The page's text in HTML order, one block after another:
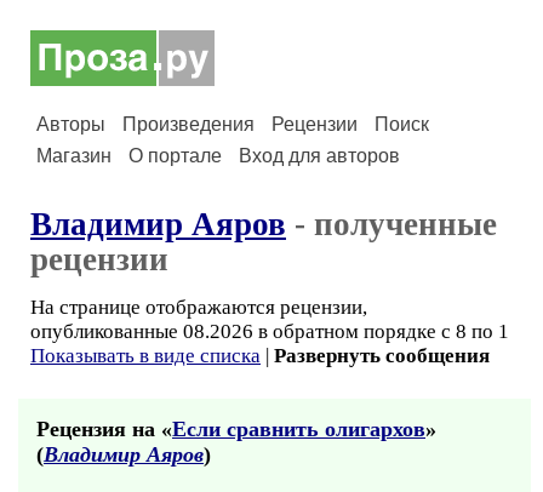
Авторы Произведения Рецензии
Поиск
Магазин
О портале Вход для авторов
Владимир Аяров - полученные
рецензии
На странице отображаются рецензии,
опубликованные 08.2026 в обратном порядке с 8 по 1
Показывать в виде списка | Развернуть сообщения
Рецензия на «Если сравнить олигархов»
(Владимир Аяров)